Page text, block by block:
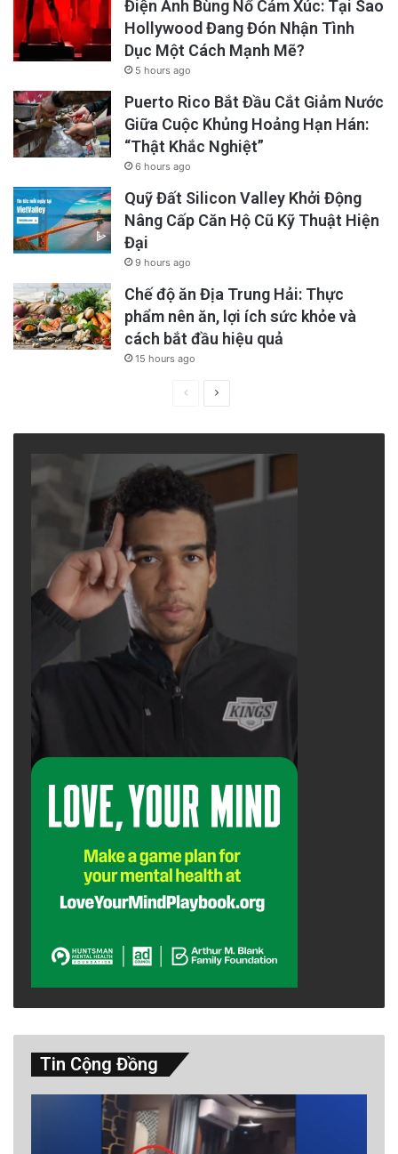
Điện Ảnh Bùng Nổ Cảm Xúc: Tại Sao
Hollywood Đang Đón Nhận Tình
Dục Một Cách Mạnh Mẽ?
5 hours ago
Puerto Rico Bắt Đầu Cắt Giảm Nước
Giữa Cuộc Khủng Hoảng Hạn Hán:
“Thật Khắc Nghiệt”
6 hours ago
Quỹ Đất Silicon Valley Khởi Động
Nâng Cấp Căn Hộ Cũ Kỹ Thuật Hiện
Đại
9 hours ago
Chế độ ăn Địa Trung Hải: Thực
phẩm nên ăn, lợi ích sức khỏe và
cách bắt đầu hiệu quả
15 hours ago
PreviousNext
Tin Cộng Đồng